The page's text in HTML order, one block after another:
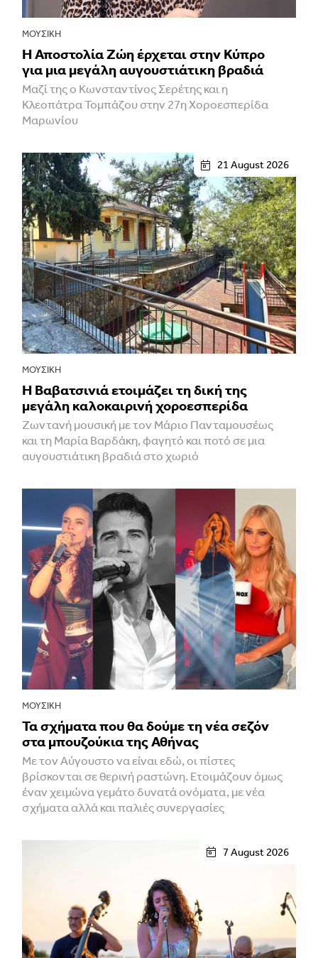
ΜΟΥΣΙΚΉ
Η Αποστολία Ζώη έρχεται στην Κύπρο
για μια μεγάλη αυγουστιάτικη βραδιά
Μαζί της ο Κωνσταντίνος Σερέτης και η
Κλεοπάτρα Τομπάζου στην 27η Χοροεσπερίδα
Μαρωνίου
21 August 2026
ΜΟΥΣΙΚΉ
Η Βαβατσινιά ετοιμάζει τη δική της
μεγάλη καλοκαιρινή χοροεσπερίδα
Ζωντανή μουσική με τον Μάριο Πανταμουσέως
και τη Μαρία Βαρδάκη, φαγητό και ποτό σε μια
αυγουστιάτικη βραδιά στο χωριό
ΜΟΥΣΙΚΉ
Τα σχήματα που θα δούμε τη νέα σεζόν
στα μπουζούκια της Αθήνας
Με τον Αύγουστο να είναι εδώ, οι πίστες
βρίσκονται σε θερινή ραστώνη. Ετοιμάζουν όμως
έναν χειμώνα γεμάτο δυνατά ονόματα, με νέα
σχήματα αλλά και παλιές συνεργασίες
7 August 2026